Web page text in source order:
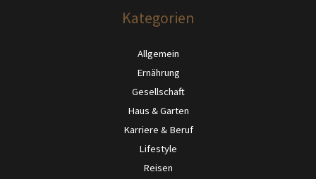
Kategorien
Allgemein
Ernährung
Gesellschaft
Haus & Garten
Karriere & Beruf
Lifestyle
Reisen